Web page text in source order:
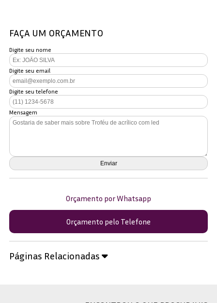
FAÇA UM ORÇAMENTO
Digite seu nome
Digite seu email
Digite seu telefone
Mensagem
Orçamento por Whatsapp
Orçamento pelo Telefone
Páginas Relacionadas